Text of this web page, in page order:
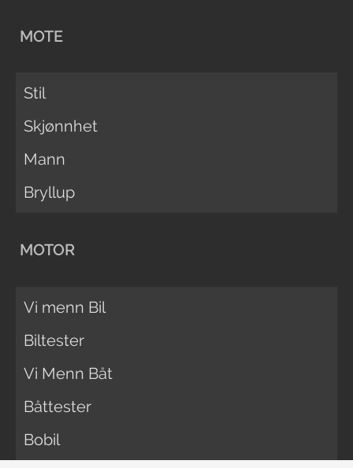
MOTE
Stil
Skjønnhet
Mann
Bryllup
MOTOR
Vi menn Bil
Biltester
Vi Menn Båt
Båttester
Bobil